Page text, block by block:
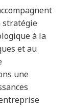
stratégie
à la
et au
une